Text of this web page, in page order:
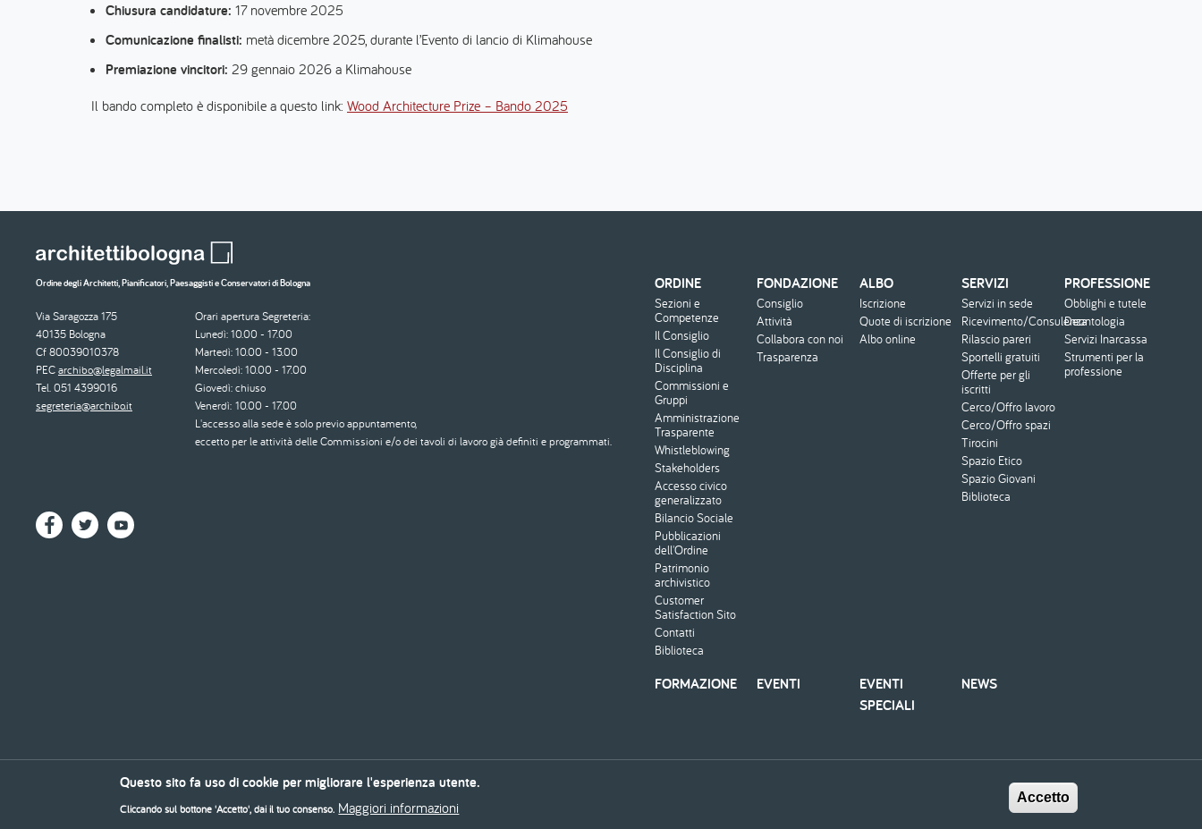
Chiusura candidature: 17 novembre 2025
Comunicazione finalisti: metà dicembre 2025, durante l’Evento di lancio di Klimahouse
Premiazione vincitori: 29 gennaio 2026 a Klimahouse
Il bando completo è disponibile a questo link: Wood Architecture Prize – Bando 2025
Ordine degli Architetti, Pianificatori, Paesaggisti e Conservatori di Bologna
Via Saragozza 175
40135 Bologna
Cf 80039010378
PECarchibo@legalmail.it
Tel. 051 4399016
segreteria@archibo.it
Orari apertura Segreteria:
Lunedì: 10.00 - 17.00
Martedì: 10.00 - 13.00
Mercoledì: 10.00 - 17.00
Giovedì: chiuso
Venerdì: 10.00 - 17.00
L'accesso alla sede è solo previo appuntamento,
eccetto per le attività delle Commissioni e/o dei tavoli di lavoro già definiti e programmati.
Menu
footer
ORDINE
Sezioni e
Competenze
Il Consiglio
Il Consiglio di
Disciplina
Commissioni e
Gruppi
Amministrazione
Trasparente
Whistleblowing
Stakeholders
Accesso civico
generalizzato
Bilancio Sociale
Pubblicazioni
dell'Ordine
Patrimonio
archivistico
Customer
Satisfaction Sito
Contatti
Biblioteca
FONDAZIONE
Consiglio
Attività
Collabora con noi
Trasparenza
ALBO
Iscrizione
Quote di iscrizione
Albo online
SERVIZI
Servizi in sede
Ricevimento/Consulenza
Rilascio pareri
Sportelli gratuiti
Offerte per gli
iscritti
Cerco/Offro lavoro
Cerco/Offro spazi
Tirocini
Spazio Etico
Spazio Giovani
Biblioteca
PROFESSIONE
Obblighi e tutele
Deontologia
Servizi Inarcassa
Strumenti per la
professione
FORMAZIONE EVENTI
EVENTI
SPECIALI
NEWS
Privacy policy
Questo sito fa uso di cookie per migliorare l'esperienza utente.
Cliccando sul bottone 'Accetto', dai il tuo consenso. Maggiori informazioni
Accetto